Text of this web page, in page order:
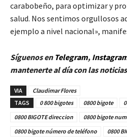
carabobeño, para optimizar y
salud. Nos sentimos orgullosos
ejemplo a nivel nacional»,
Síguenos en Telegram,
mantenerte al día con las noticias
VIA
Claudimar Flores
TAGS
0 800 bigotes 0800 bigote
0800 BIGOTE direccion
0800 bigote
0800 bigote número de teléfono
0800